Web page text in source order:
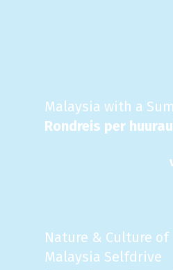
Malaysia with a
Rondreis per
Nature & Culture of
Malaysia Selfdrive